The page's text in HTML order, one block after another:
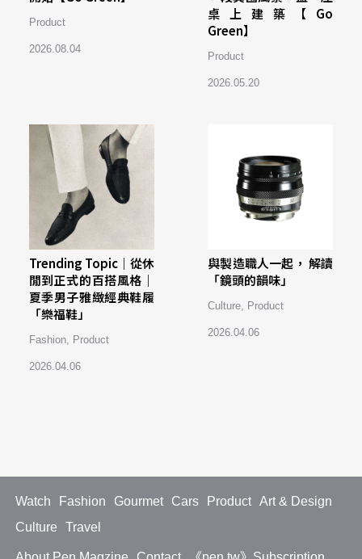
Product
2026.08.04
桌上建築【Go
Green】
Product
2026.05.20
Trending Topic｜從休
閒到正式的百搭風格｜
夏季男子雅緻經典鞋履
「樂福鞋」
Fashion, Product
2026.04.06
與製造職人一起， 解讀
「鏡頭的韻味」
Culture, Product
2026.04.06
Watch Fashion Gourmet Cars Product
Art & Design
Culture
Travel